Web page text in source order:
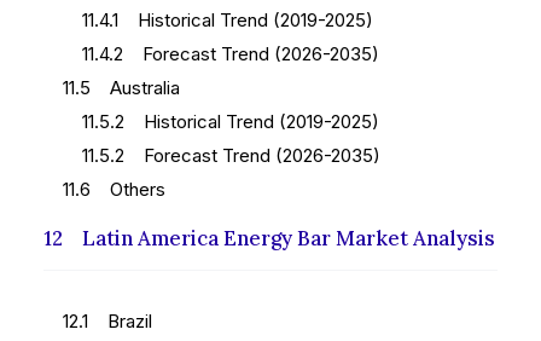
11.4.1 Historical Trend (2019-2025)
11.4.2 Forecast Trend (2026-2035)
11.5 Australia
11.5.2 Historical Trend (2019-2025)
11.5.2 Forecast Trend (2026-2035)
11.6 Others
12 Latin America Energy Bar Market Analysis
12.1 Brazil